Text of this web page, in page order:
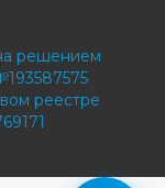
решением
реестре